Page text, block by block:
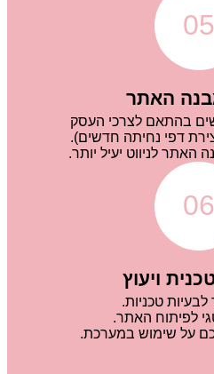
05
האתר
בהתאם לצרכי העסק
דפי נחיתה חדשים).
לניווט יעיל יותר.
06
ויעוץ
טכניות.
לפיתוח האתר.
על שימוש במערכת.